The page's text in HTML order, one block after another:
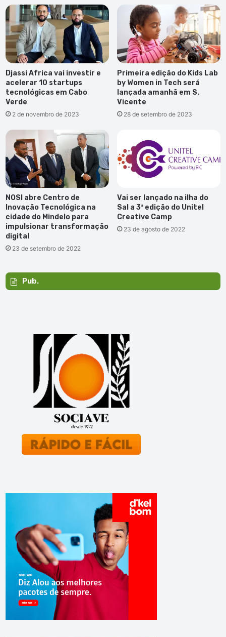
Djassi Africa vai investir e
acelerar 10 startups
tecnológicas em Cabo
Verde
2 de novembro de 2023
Primeira edição do Kids Lab
by Women in Tech será
lançada amanhã em S.
Vicente
28 de setembro de 2023
NOSI abre Centro de
Inovação Tecnológica na
cidade do Mindelo para
impulsionar transformação
digital
23 de setembro de 2022
Vai ser lançado na ilha do
Sal a 3ª edição do Unitel
Creative Camp
23 de agosto de 2022
Pub.